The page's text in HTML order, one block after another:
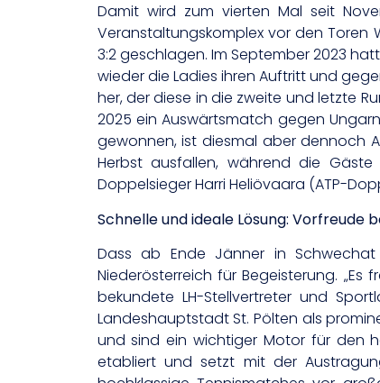
Damit wird zum vierten Mal seit
Veranstaltungskomplex vor den Toren
3:2 geschlagen. Im September 2023
wieder die Ladies ihren Auftritt und
her, der diese in die zweite und letzte
2025 ein Auswärtsmatch gegen
gewonnen, ist diesmal aber dennoch
Herbst ausfallen, während die
Doppelsieger Harri Heliövaara (ATP-
Schnelle und ideale Lösung: Vorfreude
Dass ab Ende Jänner in
Niederösterreich für Begeisterung.
bekundete LH-Stellvertreter und
Landeshauptstadt St. Pölten als
und sind ein wichtiger Motor für den
etabliert und setzt mit der